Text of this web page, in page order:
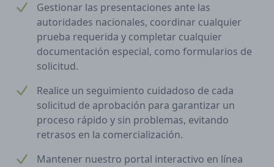
Gestionar las presentaciones ante las
autoridades nacionales, coordinar cualquier
prueba requerida y completar cualquier
documentación especial, como formularios de
solicitud.
Realice un seguimiento cuidadoso de cada
solicitud de aprobación para garantizar un
proceso rápido y sin problemas, evitando
retrasos en la comercialización.
Mantener nuestro portal interactivo en línea